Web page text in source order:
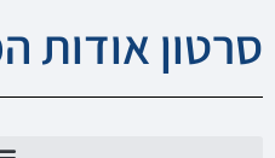
סרטון אודות